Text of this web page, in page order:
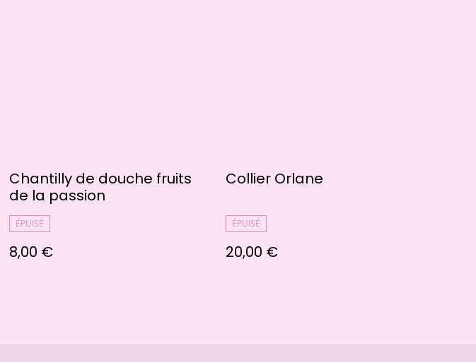
Chantilly de douche fruits
de la passion
ÉPUISÉ
8,00 €
Collier Orlane
ÉPUISÉ
20,00 €